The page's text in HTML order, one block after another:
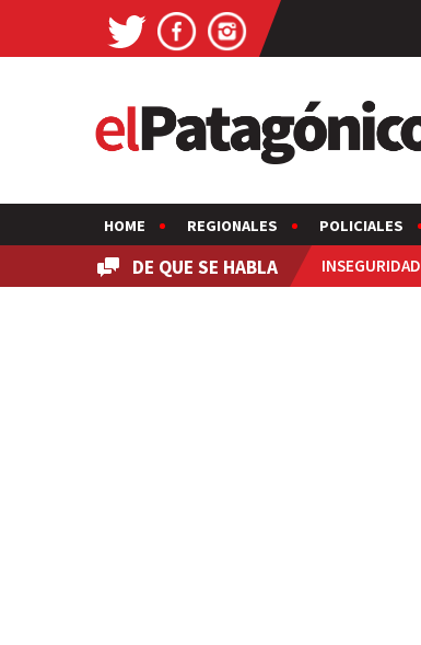
HOME REGIONALES POLICIALES
DE QUE SE HABLA INSEGURIDAD